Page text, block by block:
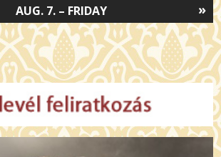
»
AUG. 7. – FRIDAY